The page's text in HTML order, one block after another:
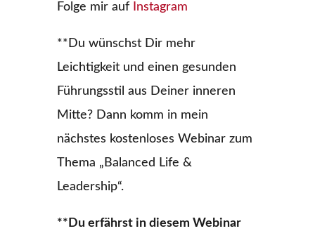
Folge mir auf Instagram
**Du wünschst Dir mehr
Leichtigkeit und einen gesunden
Führungsstil aus Deiner inneren
Mitte? Dann komm in mein
nächstes kostenloses Webinar zum
Thema „Balanced Life &
Leadership“.
**Du erfährst in diesem Webinar